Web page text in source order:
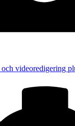
videoredigering